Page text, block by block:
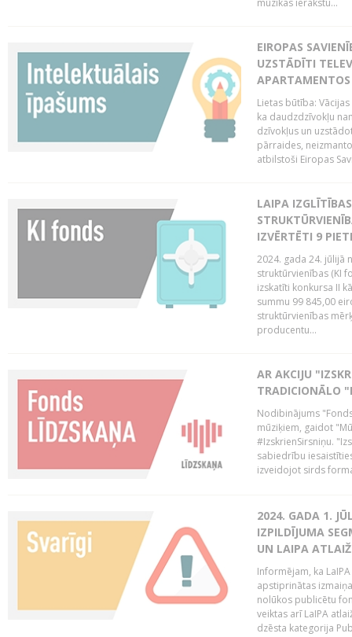
mūzikas ierakstu...
EIROPAS
UZSTĀDĪTI
Lietas būtība:
ka daudzdzīvokļu
dzīvokļus un
pārraides,
atbilstoši Eiropas
LAIPA
IZVĒRTĒTI 9
2024. gada 24. jūlijā
struktūrvienības (KI
izskatīti konkursa II
summu 99 845,00
struktūrvienības
producentu...
AR AKCIJU
TRADICIONĀLO
Nodibinājums
mūziķiem, gaidot
#IzskrienSirsniņu.
sabiedrību
izveidojot sirds
2024. GADA 1.
IZPILDĪJUMA
UN LAIPA
Informējam, ka
apstiprinātas
nolūkos publicētu
veiktas arī LaIPA
dzēsta kategorija